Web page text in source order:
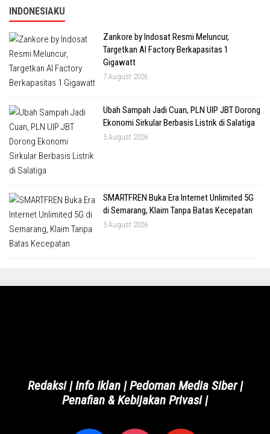
INDONESIAKU
Zankore by Indosat Resmi Meluncur,
Targetkan AI Factory Berkapasitas 1
Gigawatt
7 August 2026
Ubah Sampah Jadi Cuan, PLN UIP JBT Dorong
Ekonomi Sirkular Berbasis Listrik di Salatiga
5 August 2026
SMARTFREN Buka Era Internet Unlimited 5G
di Semarang, Klaim Tanpa Batas Kecepatan
5 August 2026
Redaksi|Info Iklan|Pedoman Media Siber|
Penafian & Kebijakan Privasi|